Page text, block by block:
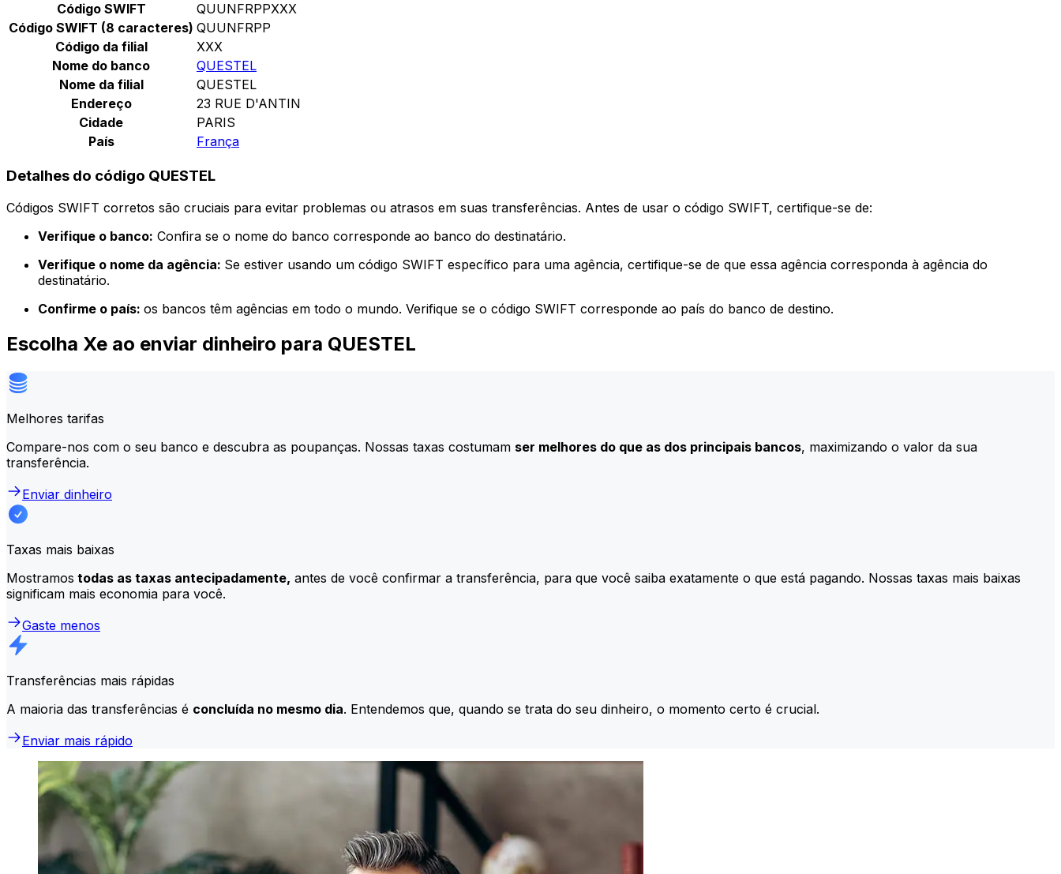
Código SWIFT
QUUNFRPPXXX
Código SWIFT (8 caracteres) QUUNFRPP
Código da filial
XXX
Nome do banco
QUESTEL
Nome da filial
QUESTEL
Endereço
23 RUE D'ANTIN
Cidade
PARIS
País
França
Detalhes do código QUESTEL
Códigos SWIFT corretos são cruciais para evitar problemas ou atrasos em suas transferências. Antes de usar o código SWIFT, certifique-se de:
Verifique o banco: Confira se o nome do banco corresponde ao banco do destinatário.
Verifique o nome da agência: Se estiver usando um código SWIFT específico para uma agência, certifique-se de que essa agência corresponda à agência do
destinatário.
Confirme o país: os bancos têm agências em todo o mundo. Verifique se o código SWIFT corresponde ao país do banco de destino.
Escolha Xe ao enviar dinheiro para QUESTEL
Melhores tarifas
Compare-nos com o seu banco e descubra as poupanças. Nossas taxas costumam ser melhores do que as dos principais bancos, maximizando o valor da sua
transferência.
Enviar dinheiro
Taxas mais baixas
Mostramos todas as taxas antecipadamente, antes de você confirmar a transferência, para que você saiba exatamente o que está pagando. Nossas taxas mais baixas
significam mais economia para você.
Gaste menos
Transferências mais rápidas
A maioria das transferências é concluída no mesmo dia. Entendemos que, quando se trata do seu dinheiro, o momento certo é crucial.
Enviar mais rápido